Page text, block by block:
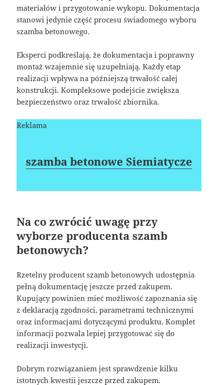
materiałów i przygotowanie wykopu. Dokumentacja
stanowi jedynie część procesu świadomego wyboru
szamba betonowego.
Eksperci podkreślają, że dokumentacja i poprawny
montaż wzajemnie się uzupełniają. Każdy etap
realizacji wpływa na późniejszą trwałość całej
konstrukcji. Kompleksowe podejście zwiększa
bezpieczeństwo oraz trwałość zbiornika.
Reklama
szamba betonowe Siemiatycze
Na co zwrócić uwagę przy
wyborze producenta szamb
betonowych?
Rzetelny producent szamb betonowych udostępnia
pełną dokumentację jeszcze przed zakupem.
Kupujący powinien mieć możliwość zapoznania się
z deklaracją zgodności, parametrami technicznymi
oraz informacjami dotyczącymi produktu. Komplet
informacji pozwala lepiej przygotować się do
realizacji inwestycji.
Dobrym rozwiązaniem jest sprawdzenie kilku
istotnych kwestii jeszcze przed zakupem.